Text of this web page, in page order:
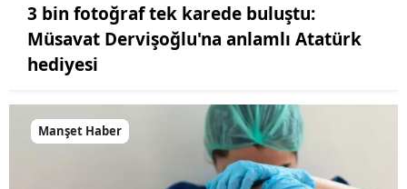
3 bin fotoğraf tek karede buluştu:
Müsavat Dervişoğlu'na anlamlı Atatürk
hediyesi
Manşet Haber